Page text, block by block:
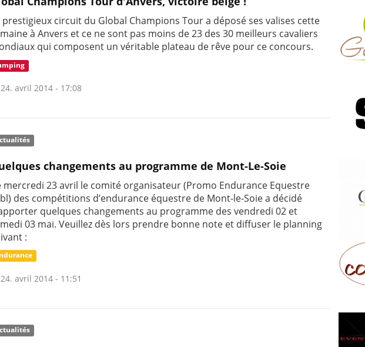
prestigieux circuit du Global Champions Tour a déposé ses valises cette
à Anvers et ce ne sont pas moins de 23 des 30 meilleurs cavaliers
qui composent un véritable plateau de rêve pour ce concours.
24. avril 2014 - 17:08
changements au programme de Mont-Le-Soie
mercredi 23 avril le comité organisateur (Promo Endurance Equestre
des compétitions d’endurance équestre de Mont-le-Soie a décidé
quelques changements au programme des vendredi 02 et
03 mai. Veuillez dès lors prendre bonne note et diffuser le planning
:
24. avril 2014 - 11:51